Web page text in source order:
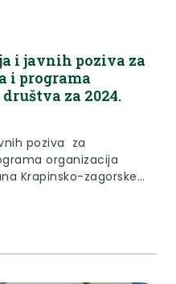
i javnih poziva za
i programa
za 2024.
poziva za
organizacija
Krapinsko-zagorske